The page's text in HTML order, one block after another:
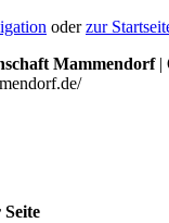
oderzur
Mammendorf|